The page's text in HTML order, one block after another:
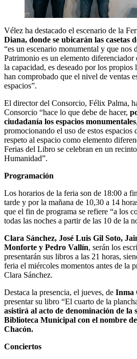
Vélez ha destacado el escenario de la
Diana, donde se ubicarán las casetas
“es un escenario monumental y que nos
Patrimonio es un elemento diferenciador
la capacidad, es deseado por los
han comprobado que el nivel de ventas
espacios”.
El director del Consorcio, Félix Palma,
Consorcio “hace lo que debe de hacer,
ciudadanía los espacios monumentales
promocionando el uso de estos espacios
respeto al espacio como elemento
Ferias del Libro se celebran en un
Humanidad”.
Programación
Los horarios de la feria son de 18:00 a
tarde y por la mañana de 10,30 a 14
que el fin de programa se refiere “a los
todas las noches a partir de las 10 de la
Clara Sánchez, José Luis Gil Soto,
Monforte y Pedro Vallín, serán los
presentarán sus libros a las 21 horas,
feria el miércoles momentos antes de la
Clara Sánchez.
Destaca la presencia, el jueves, de Inma
presentar su libro “El cuarto de la
asistirá al acto de denominación de la
Biblioteca Municipal con el nombre
Chacón.
Conciertos